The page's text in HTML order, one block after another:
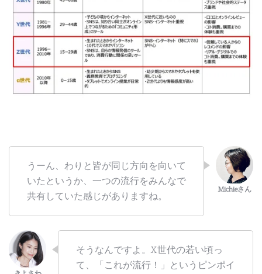
うーん、わりと皆が同じ方向を向いて
いたというか、一つの流行をみんなで
共有していた感じがありますね。
そうなんですよ。X世代の若い頃っ
て、「これが流行！」というピンポイ